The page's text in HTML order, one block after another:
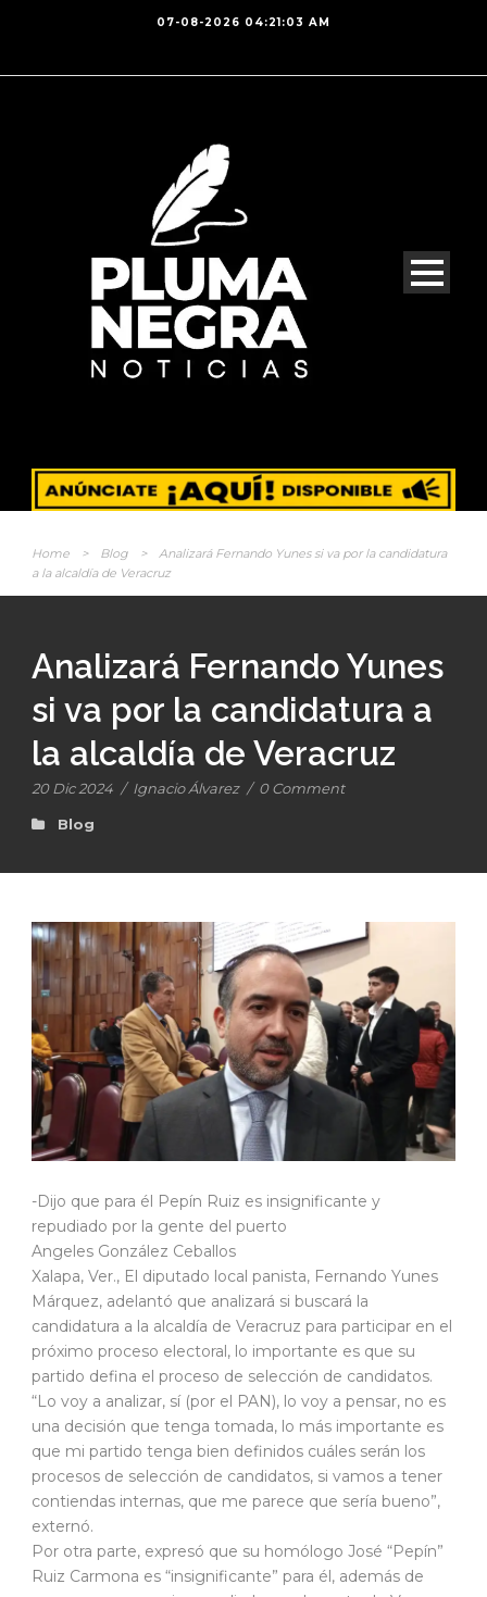
07-08-2026 04:21:03 AM
Home > Blog >
Analizará Fernando Yunes si va por la candidatura
a la alcaldía de Veracruz
Analizará Fernando Yunes
si va por la candidatura a
la alcaldía de Veracruz
20 Dic 2024 / Ignacio Álvarez / 0 Comment
Blog
-Dijo que para él Pepín Ruiz es insignificante y
repudiado por la gente del puerto
Angeles González Ceballos
Xalapa, Ver., El diputado local panista, Fernando Yunes
Márquez, adelantó que analizará si buscará la
candidatura a la alcaldía de Veracruz para participar en el
próximo proceso electoral, lo importante es que su
partido defina el proceso de selección de candidatos.
“Lo voy a analizar, sí (por el PAN), lo voy a pensar, no es
una decisión que tenga tomada, lo más importante es
que mi partido tenga bien definidos cuáles serán los
procesos de selección de candidatos, si vamos a tener
contiendas internas, que me parece que sería bueno”,
externó.
Por otra parte, expresó que su homólogo José “Pepín”
Ruiz Carmona es “insignificante” para él, además de